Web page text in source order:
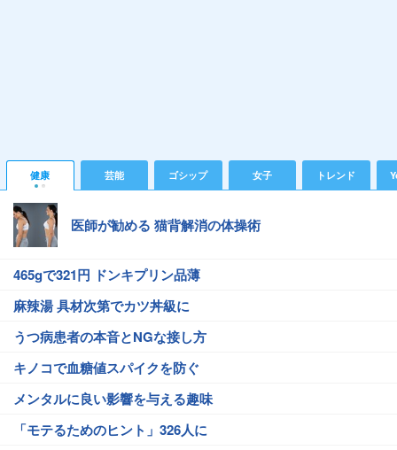
健康 芸能 ゴシップ 女子 トレンド
医師が勧める 猫背解消の体操術
465gで321円 ドンキプリン品薄
麻辣湯 具材次第でカツ丼級に
うつ病患者の本音とNGな接し方
キノコで血糖値スパイクを防ぐ
メンタルに良い影響を与える趣味
「モテるためのヒント」326人に